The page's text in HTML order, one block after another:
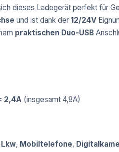
dieses Ladegerät perfekt für
und ist dank der 12/24V
praktischen Duo-USB
2,4A (insgesamt 4,8A)
Lkw, Mobiltelefone,